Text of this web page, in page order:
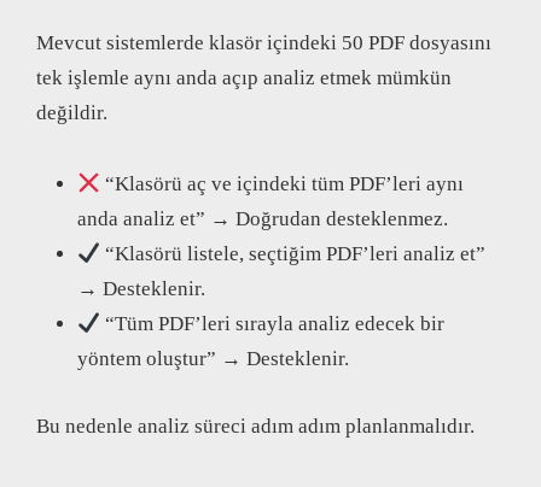
Mevcut sistemlerde klasör içindeki 50 PDF dosyasını
tek işlemle aynı anda açıp analiz etmek mümkün
değildir.
“Klasörü aç ve içindeki tüm PDF’leri aynı
anda analiz et” → Doğrudan desteklenmez.
“Klasörü listele, seçtiğim PDF’leri analiz et”
→ Desteklenir.
“Tüm PDF’leri sırayla analiz edecek bir
yöntem oluştur” → Desteklenir.
Bu nedenle analiz süreci adım adım planlanmalıdır.